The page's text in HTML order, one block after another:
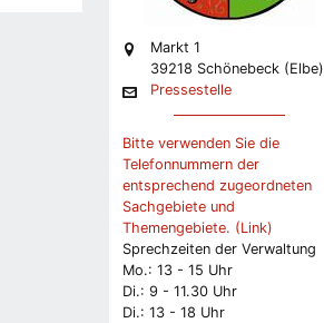
Markt 1
39218 Schönebeck (Elbe)
Pressestelle
Bitte verwenden Sie die
Telefonnummern der
entsprechend zugeordneten
Sachgebiete und
Themengebiete. (Link)
Sprechzeiten der Verwaltung
Mo.: 13 - 15 Uhr
Di.: 9 - 11.30 Uhr
Di.: 13 - 18 Uhr